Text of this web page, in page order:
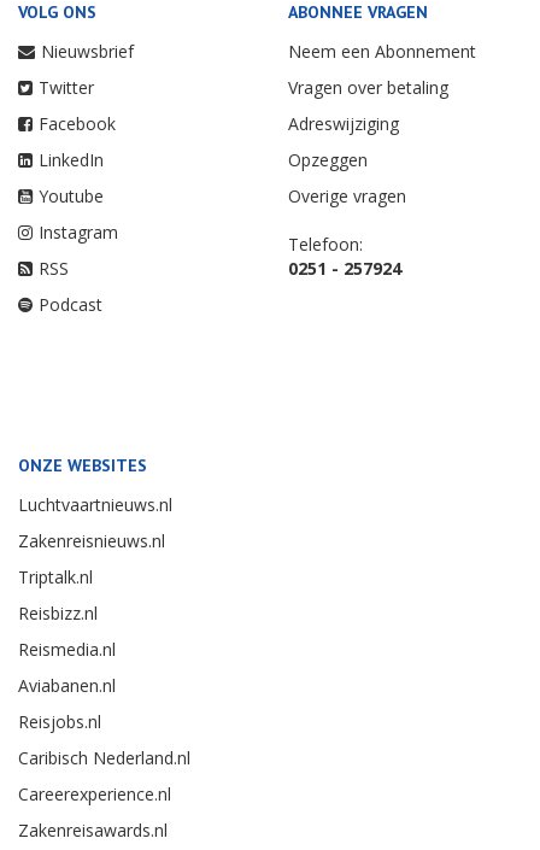
VOLG ONS
Nieuwsbrief
Twitter
Facebook
LinkedIn
Youtube
Instagram
RSS
Podcast
ABONNEE VRAGEN
Neem een Abonnement
Vragen over betaling
Adreswijziging
Opzeggen
Overige vragen
Telefoon:
0251 - 257924
ONZE WEBSITES
Luchtvaartnieuws.nl
Zakenreisnieuws.nl
Triptalk.nl
Reisbizz.nl
Reismedia.nl
Aviabanen.nl
Reisjobs.nl
Caribisch Nederland.nl
Careerexperience.nl
Zakenreisawards.nl